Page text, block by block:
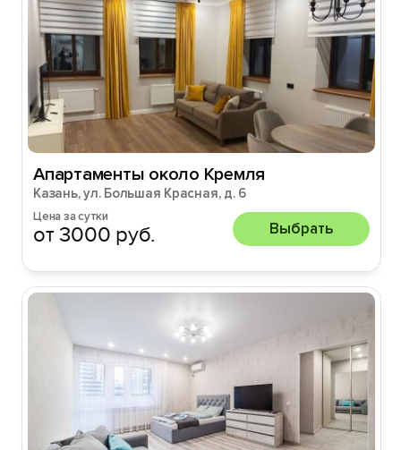
Апартаменты около Кремля
Казань, ул. Большая Красная, д. 6
Цена за сутки
от 3000 руб. Выбрать